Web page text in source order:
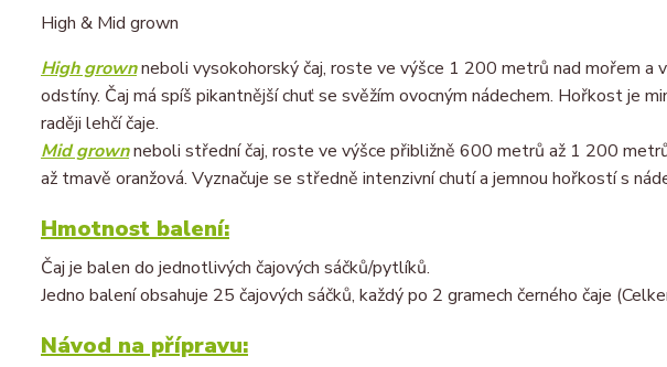
High & Mid grown
High grownneboli vysokohorský čaj, roste ve výšce 1 200 metrů nad mořem a
odstíny. Čaj má spíš pikantnější chuť se svěžím ovocným nádechem. Hořkost je
raději lehčí čaje.
Mid grownneboli střední čaj, roste ve výšce přibližně 600 metrů až 1 200
až tmavě oranžová. Vyznačuje se středně intenzivní chutí a jemnou hořkostí s
Hmotnost balení:
Čaj je balen do jednotlivých čajových sáčků/pytlíků.
Jedno balení obsahuje 25 čajových sáčků, každý po 2 gramech černého čaje
Návod na přípravu: